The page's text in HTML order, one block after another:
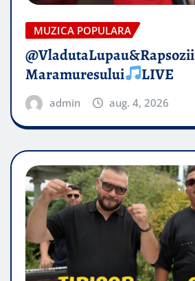
MUZICA POPULARA
@VladutaLupau&Rapsozii
Maramuresului
LIVE
admin aug. 4, 2026